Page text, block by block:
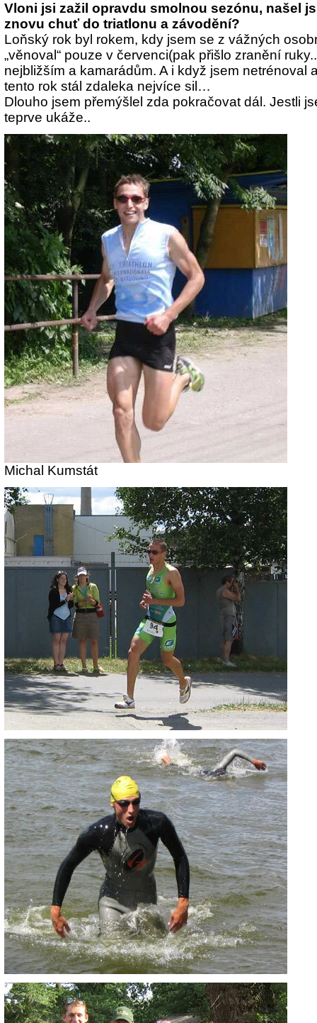
Vloni jsi zažil opravdu smolnou sezónu, našel
znovu chuť do triatlonu a závodění?
Loňský rok byl rokem, kdy jsem se z vážných
„věnoval“ pouze v červenci(pak přišlo zranění
nejbližším a kamarádům. A i když jsem netrénoval
tento rok stál zdaleka nejvíce sil…
Dlouho jsem přemýšlel zda pokračovat dál. Jestli
teprve ukáže..
Michal Kumstát